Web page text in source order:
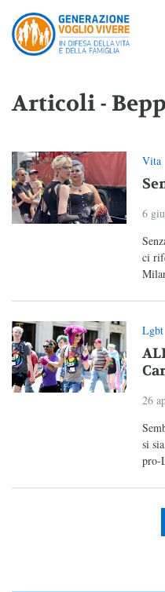
Articoli -
Vita
6
ci
Lgbt
26
si
pro-